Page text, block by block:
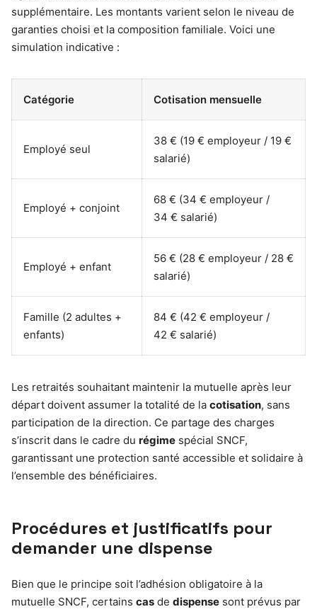
supplémentaire. Les montants varient selon le niveau de
garanties choisi et la composition familiale. Voici une
simulation indicative :
Catégorie Cotisation mensuelle
Employé seul
38 € (19 € employeur / 19 €
salarié)
Employé + conjoint
68 € (34 € employeur /
34 € salarié)
Employé + enfant
56 € (28 € employeur / 28 €
salarié)
Famille (2 adultes +
enfants)
84 € (42 € employeur /
42 € salarié)
Les retraités souhaitant maintenir la mutuelle après leur
départ doivent assumer la totalité de la cotisation, sans
participation de la direction. Ce partage des charges
s’inscrit dans le cadre du régime spécial SNCF,
garantissant une protection santé accessible et solidaire à
l’ensemble des bénéficiaires.
Procédures et justificatifs pour
demander une dispense
Bien que le principe soit l’adhésion obligatoire à la
mutuelle SNCF, certains cas de dispense sont prévus par